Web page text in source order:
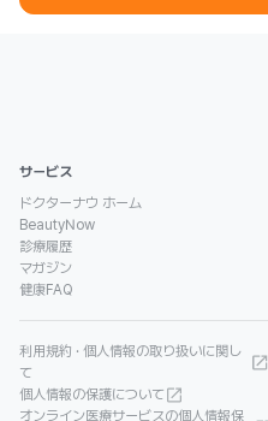
サービス
ドクターナウ ホーム
BeautyNow
診療履歴
マガジン
健康FAQ
利用規約 · 個人情報の取り扱いに関し
て
個人情報の保護について
オンライン医療サービスの個人情報保